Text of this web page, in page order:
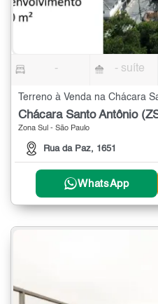
- - suíte
Terreno à Venda na Chácara
Chácara Santo Antônio
Zona Sul - São Paulo
Rua da Paz, 1651
WhatsApp